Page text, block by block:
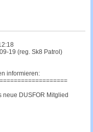
19 (reg. Sk8 Patrol)
informieren:
neue DUSFOR Mitglied